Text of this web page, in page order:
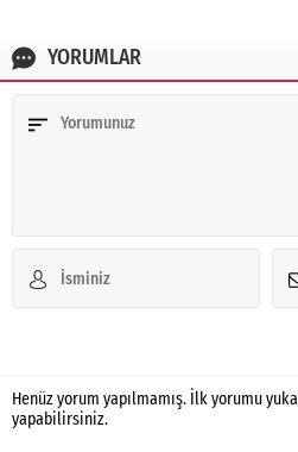
YORUMLAR
Henüz yorum yapılmamış. İlk yorumu
yapabilirsiniz.